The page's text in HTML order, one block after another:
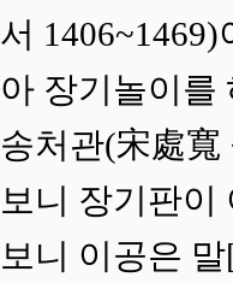
서
아 장기놀이를
송처관(宋處寬
보니 장기판이
보니 이공은